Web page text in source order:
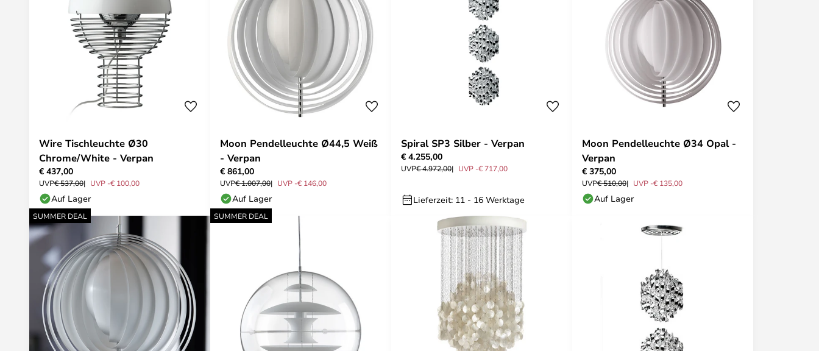
Wire Tischleuchte Ø30
Chrome/White - Verpan
€ 437,00
UVP€ 537,00 UVP -€ 100,00
Auf Lager
Moon Pendelleuchte Ø44,5 Weiß
- Verpan
€ 861,00
UVP€ 1.007,00 UVP -€ 146,00
Auf Lager
Spiral SP3 Silber - Verpan
€ 4.255,00
UVP€ 4.972,00 UVP -€ 717,00
Lieferzeit: 11 - 16 Werktage
Moon Pendelleuchte Ø34 Opal -
Verpan
€ 375,00
UVP€ 510,00 UVP -€ 135,00
Auf Lager
SUMMER DEAL SUMMER DEAL